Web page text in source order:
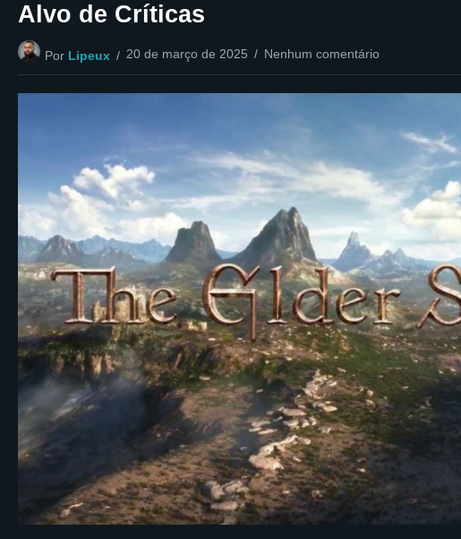
Alvo de Críticas
Por Lipeux 20 de março de 2025 Nenhum comentário